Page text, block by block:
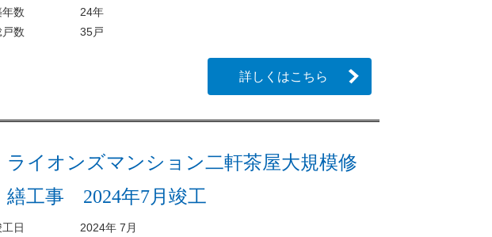
年数
24年
戸数
35戸
詳しくはこちら
ライオンズマンション二軒茶屋大規模修
繕工事 2024年7月竣工
日
2024年 7月